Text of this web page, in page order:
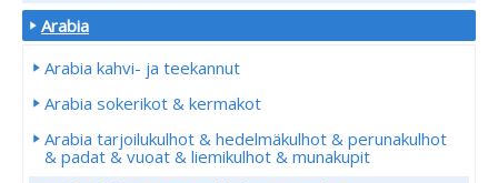
Arabia
Arabia kahvi- ja teekannut
Arabia sokerikot & kermakot
Arabia tarjoilukulhot & hedelmäkulhot & perunakulhot
& padat & vuoat & liemikulhot & munakupit